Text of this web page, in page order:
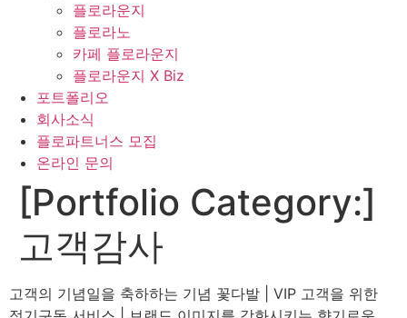
플로라운지
플로라노
카페 플로라운지
플로라운지 X Biz
포트폴리오
회사소식
플로파트너스 모집
온라인 문의
[Portfolio Category:]
고객감사
고객의 기념일을 축하하는 기념 꽃다발 | VIP 고객을 위한